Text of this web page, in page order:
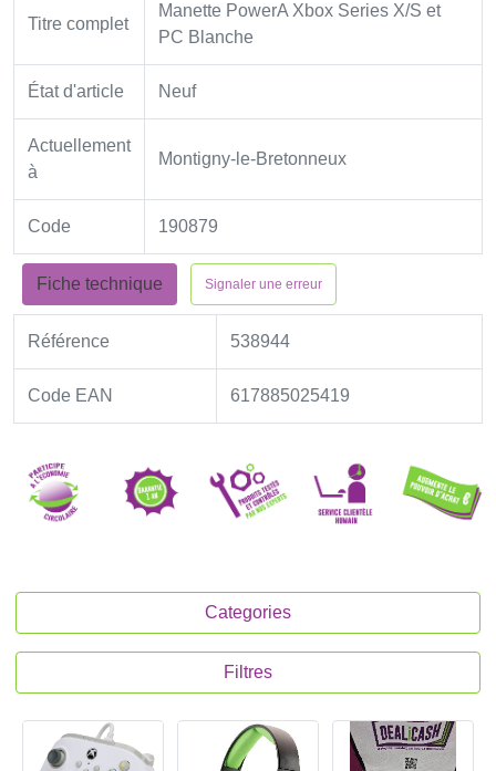
Titre complet
Manette PowerA Xbox Series X/S et
PC Blanche
État d'article Neuf
Actuellement
à
Montigny-le-Bretonneux
Code 190879
Fiche technique Signaler une erreur
Référence 538944
Code EAN 617885025419
Categories
Filtres